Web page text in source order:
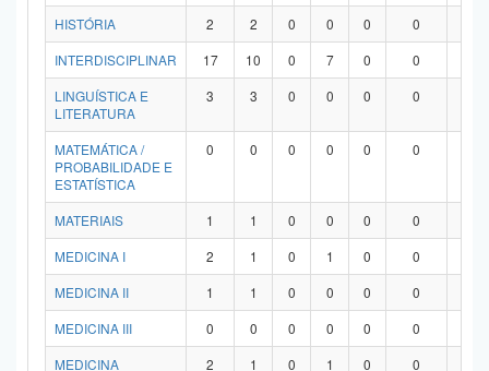
HISTÓRIA
2 2 0 0 0 0
INTERDISCIPLINAR
17 10 0 7 0 0
LINGUÍSTICA E
LITERATURA
3 3 0 0 0 0
MATEMÁTICA /
PROBABILIDADE E
ESTATÍSTICA
0 0 0 0 0 0
MATERIAIS 1 1 0 0 0 0
MEDICINA I
2 1 0 1 0 0
MEDICINA II
1 1 0 0 0 0
MEDICINA III
0 0 0 0 0 0
MEDICINA
2 1 0 1 0 0